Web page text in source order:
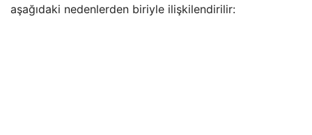
aşağıdaki nedenlerden biriyle ilişkilendirilir: